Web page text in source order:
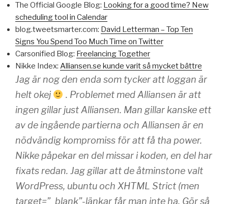
The Official Google Blog: Looking for a good time? New
scheduling tool in Calendar
blog.tweetsmarter.com: David Letterman – Top Ten
Signs You Spend Too Much Time on Twitter
Carsonified Blog: Freelancing Together
Nikke Index: Alliansen.se kunde varit så mycket bättre
Jag är nog den enda som tycker att loggan är
helt okej
. Problemet med Alliansen är att
ingen gillar justAlliansen. Man gillar kanske ett
av de ingående partierna och Alliansen är en
nödvändig kompromiss för att få tha power.
Nikke påpekar en del missar i koden, en del har
fixats redan. Jag gillar att de åtminstone valt
WordPress, ubuntu och XHTML Strict (men
target=”_blank”-länkar får man inte ha. Gör så